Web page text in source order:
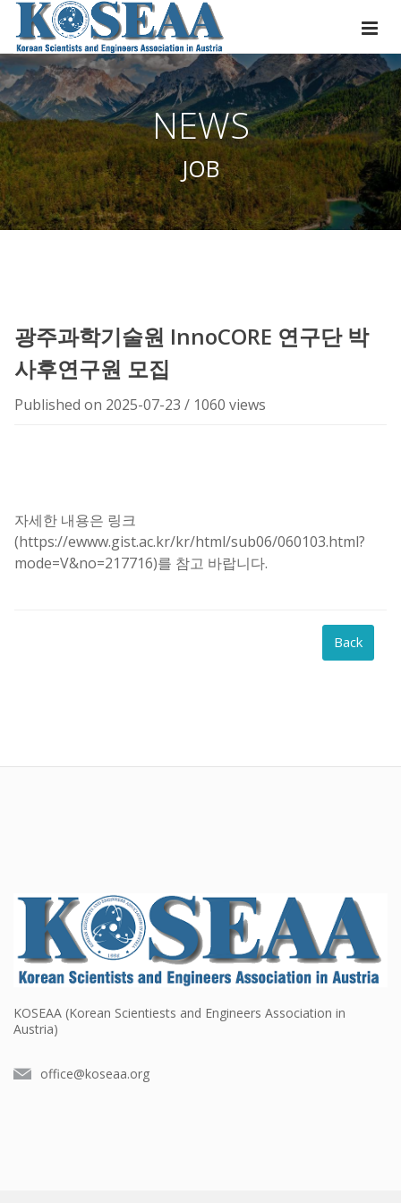
NEWS
JOB
광주과학기술원 InnoCORE 연구단 박
사후연구원 모집
Published on 2025-07-23 / 1060 views
자세한 내용은 링크
(https://ewww.gist.ac.kr/kr/html/sub06/060103.html?
mode=V&no=217716)를 참고 바랍니다.
Back
KOSEAA (Korean Scientiests and Engineers Association in
Austria)
office@koseaa.org